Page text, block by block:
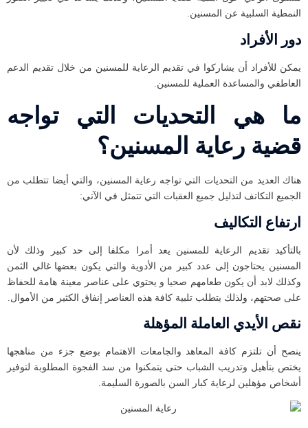
النمطية السلبية عن المسنين.
دور الأفراد
يمكن للأفراد أن يشاركوا في تقديم الرعاية للمسنين من خلال تقديم الدعم
العاطفي والمساعدة العملية للمسنين.
ما هي التحديات التي تواجه
قضية رعاية المسنين؟
هناك العديد من التحديات التي تواجه رعاية المسنين، والتي أيضا تتطلب من
الجميع التكاتف لتذليل جميع العقبات التي تتمثل في الآتي:
ارتفاع التكاليف
بالتأكيد تقديم الرعاية للمسنين يعد أمرا مكلفا إلى حد كبير وذلك لأن
المسنين يحتاجون إلى عدد كبير من الأدوية والتي يكون بعضها غالي الثمن
وكذلك لابد أن يكون طعامهم صحيا و يحتوي على عناصر معينة هامة للحفاظ
على صحتهم، ولذلك يتطلب تلبية كافة هذه العناصر إنفاق الكثير من الأموال.
نقص الأيدي العاملة المؤهلة
ينصح أن تلتزم كافة المعاهد والجامعات الاهتمام بوضع جزء من مناهجها
يختص بتأهيل وتدريب الشباب حتى يتمكنوا من سد الفجوة المطلوبة لتوفير
أشخاص مؤهلين لرعاية كبار السن بالصورة السليمة.